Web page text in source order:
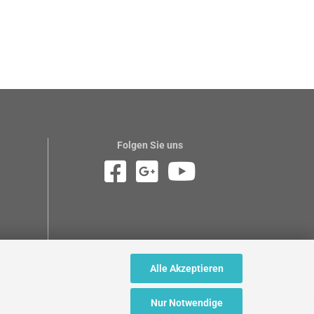
Alle Akzeptieren
Nur Notwendige
Folgen Sie uns